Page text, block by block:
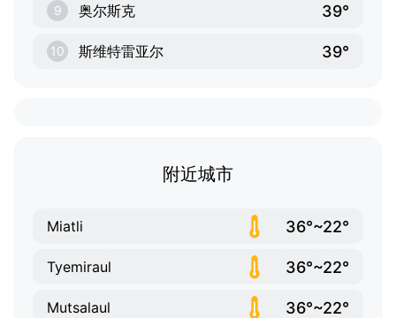
9 奥尔斯克 39°
10 斯维特雷亚尔 39°
附近城市
Miatli 36°~22°
Tyemiraul 36°~22°
Mutsalaul 36°~22°